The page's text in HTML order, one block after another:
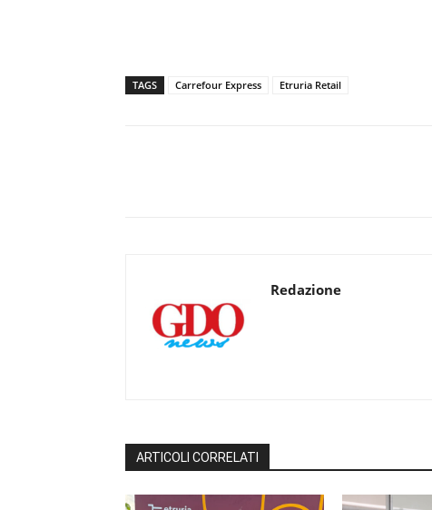
TAGS Carrefour Express Etruria Retail
Redazione
ARTICOLI CORRELATI